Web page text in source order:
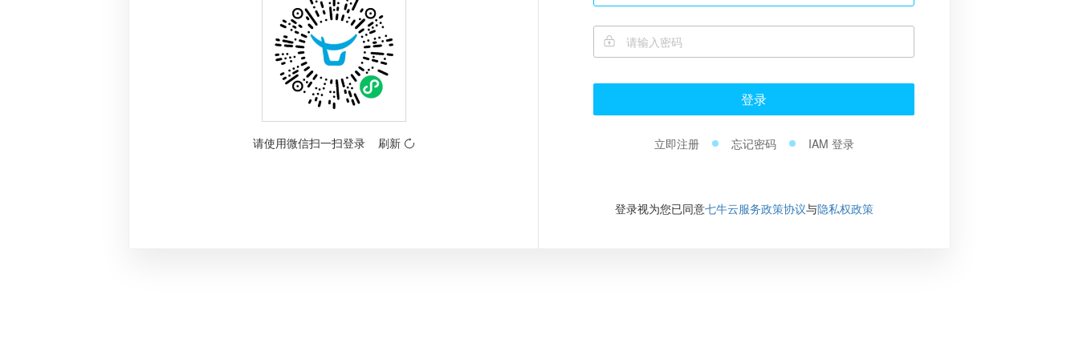
请使用微信扫一扫登录 刷新
登录
立即注册 忘记密码 IAM 登录
登录视为您已同意七牛云服务政策协议与隐私权政策